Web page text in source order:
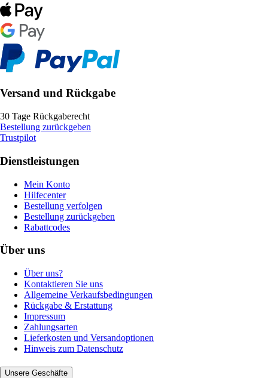
Versand und Rückgabe
30 Tage Rückgaberecht
Bestellung zurückgeben
Trustpilot
Dienstleistungen
Mein Konto
Hilfecenter
Bestellung verfolgen
Bestellung zurückgeben
Rabattcodes
Über uns
Über uns?
Kontaktieren Sie uns
Allgemeine Verkaufsbedingungen
Rückgabe & Erstattung
Impressum
Zahlungsarten
Lieferkosten und Versandoptionen
Hinweis zum Datenschutz
Unsere Geschäfte